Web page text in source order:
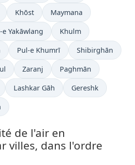
Khōst Maymana
e Yakāwlang Khulm
Pul-e Khumrī Shibirghān
Zaranj Paghmān
Lashkar Gāh Gereshk
de l'air en
villes, dans l'ordre